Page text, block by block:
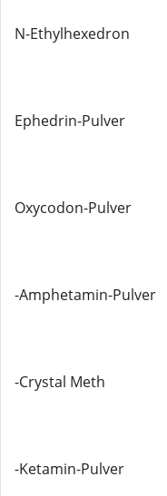
N-Ethylhexedron
Ephedrin-Pulver
Oxycodon-Pulver
-Amphetamin-Pulver
-Crystal Meth
-Ketamin-Pulver